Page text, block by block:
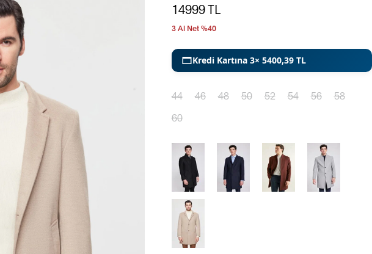
14999TL
3 Al Net %40
Kredi Kartına 3× 5400,39 TL
44 46 48 50 52 54 56
58
60